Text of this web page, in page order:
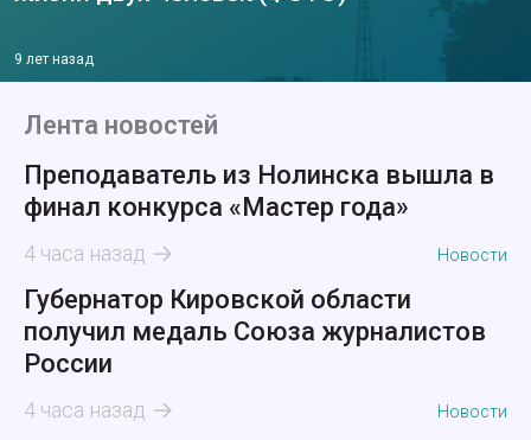
9 лет назад
Лента новостей
Преподаватель из Нолинска вышла в
финал конкурса «Мастер года»
4 часа назад Новости
Губернатор Кировской области
получил медаль Союза журналистов
России
4 часа назад Новости